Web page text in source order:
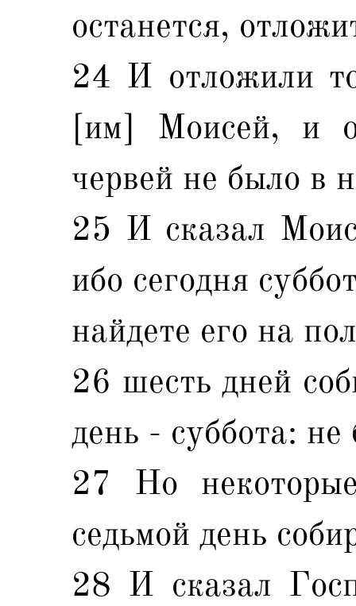
останется,
24 И отложили
[им] Моисей, и
червей не было в
25 И сказал
ибо сегодня
найдете его на
26 шесть дней
день - суббота: не
27 Но
седьмой день
28 И сказал